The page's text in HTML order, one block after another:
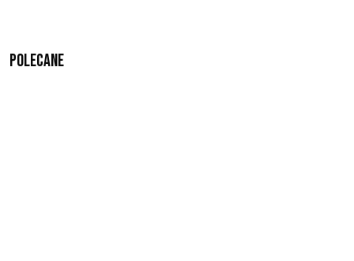
Polecane